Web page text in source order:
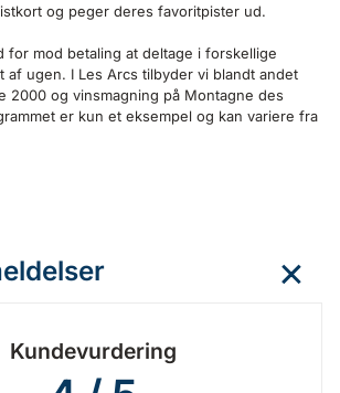
og peger deres favoritpister ud.
for mod betaling at deltage i forskellige
af ugen. I Les Arcs tilbyder vi blandt andet
2000 og vinsmagning på Montagne des
er kun et eksempel og kan variere fra
Kundevurdering